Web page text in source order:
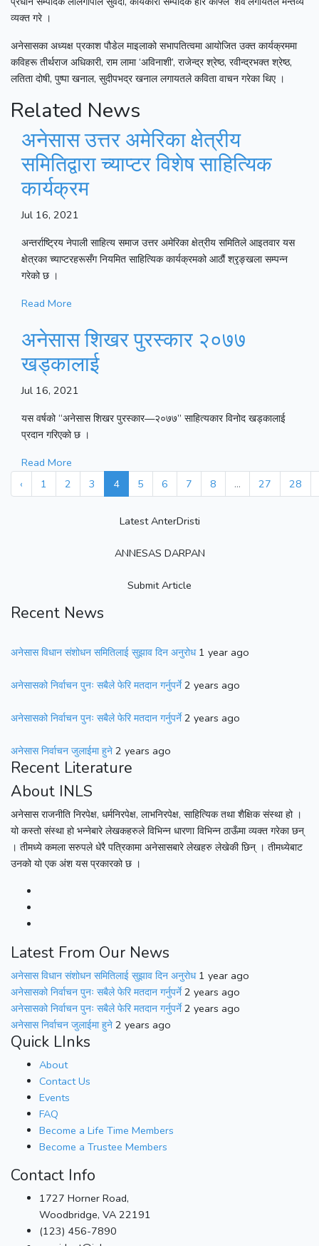
व्यक्त गरे ।
अनेसासका अध्यक्ष प्रकाश पौडेल माइलाको सभापतित्वमा आयोजित उक्त कार्यक्रममा
कविहरू तीर्थराज अधिकारी, राम लामा ‘अविनाशी’, राजेन्द्र श्रेष्ठ, रवीन्द्रभक्त श्रेष्ठ,
लतिता दोषी, पुष्पा खनाल, सुदीपभद्र खनाल लगायतले कविता वाचन गरेका थिए ।
Related News
अनेसास उत्तर अमेरिका क्षेत्रीय
समितिद्वारा च्याप्टर विशेष साहित्यिक
कार्यक्रम
Jul 16, 2021
अन्तर्राष्ट्रिय नेपाली साहित्य समाज उत्तर अमेरिका क्षेत्रीय समितिले आइतवार यस
क्षेत्रका च्याप्टरहरूसँग नियमित साहित्यिक कार्यक्रमको आठौं श्रृङ्खला सम्पन्न
गरेको छ ।
Read More
अनेसास शिखर पुरस्कार २०७७
खड्कालाई
Jul 16, 2021
यस वर्षको “अनेसास शिखर पुरस्कार—२०७७” साहित्यकार विनोद खड्कालाई
प्रदान गरिएको छ ।
Read More
‹
1 2 3 4 5 6 7 8 ... 27 28
Latest AnterDristi
ANNESAS DARPAN
Submit Article
Recent News
अनेसास विधान संशोधन समितिलाई सुझाव दिन अनुरोध 1 year ago
अनेसासको निर्वाचन पुनः सबैले फेरि मतदान गर्नुपर्ने 2 years ago
अनेसासको निर्वाचन पुनः सबैले फेरि मतदान गर्नुपर्ने 2 years ago
अनेसास निर्वाचन जुलाईमा हुने 2 years ago
Recent Literature
About INLS
अनेसास राजनीति निरपेक्ष, धर्मनिरपेक्ष, लाभनिरपेक्ष, साहित्यिक तथा शैक्षिक संस्था हो ।
यो कस्तो संस्था हो भन्नेबारे लेखकहरुले विभिन्न धारणा विभिन्न ठाऊँमा व्यक्त गरेका छन्
। तीमध्ये कमला सरुपले धेरै पत्रिकामा अनेसासबारे लेखहरु लेखेकी छिन् । तीमध्येबाट
उनको यो एक अंश यस प्रकारको छ ।
Latest From Our News
अनेसास विधान संशोधन समितिलाई सुझाव दिन अनुरोध 1 year ago
अनेसासको निर्वाचन पुनः सबैले फेरि मतदान गर्नुपर्ने 2 years ago
अनेसासको निर्वाचन पुनः सबैले फेरि मतदान गर्नुपर्ने 2 years ago
अनेसास निर्वाचन जुलाईमा हुने 2 years ago
Quick LInks
About
Contact Us
Events
FAQ
Become a Life Time Members
Become a Trustee Members
Contact Info
1727 Horner Road,
Woodbridge, VA 22191
(123) 456-7890